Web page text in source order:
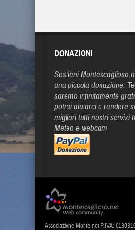
DONAZIONI
Sostieni
una piccola donazione.
saremo infinitamente
potrai aiutarci a rendere
migliori tutti nostri servizi
Meteo e webcam
Associazione Monte.net P.IVA: